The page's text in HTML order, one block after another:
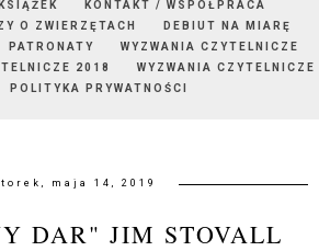
KONTAKT / WSPÓŁPRACA
O ZWIERZĘTACH
DEBIUT NA MIARĘ
PATRONATY
WYZWANIA CZYTELNICZE
2018
WYZWANIA CZYTELNICZE
POLITYKA PRYWATNOŚCI
maja 14, 2019
DAR" JIM STOVALL